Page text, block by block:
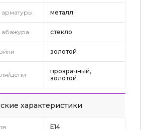
металл
стекло
золотой
цепи
прозрачный,
золотой
характеристики
E14